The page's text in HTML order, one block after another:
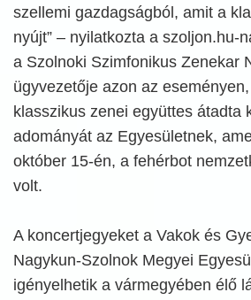
szellemi gazdagságból, amit a
nyújt” – nyilatkozta a szoljon.hu-
a Szolnoki Szimfonikus Zenekar
ügyvezetője azon az
klasszikus zenei együttes átadta
adományát az Egyesületnek,
október 15-én, a fehérbot
volt.
A koncertjegyeket a Vakok és
Nagykun-Szolnok Megyei
igényelhetik a vármegyében élő